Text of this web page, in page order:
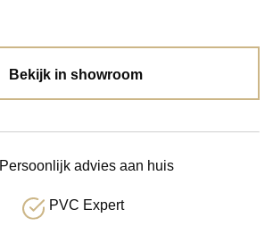
Bekijk in showroom
Persoonlijk advies aan huis
PVC Expert